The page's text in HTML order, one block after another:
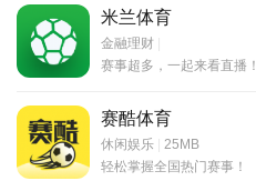
米兰体育
金融理财 |
赛事超多，一起来看直播！
赛酷体育
休闲娱乐 | 25MB
轻松掌握全国热门赛事！